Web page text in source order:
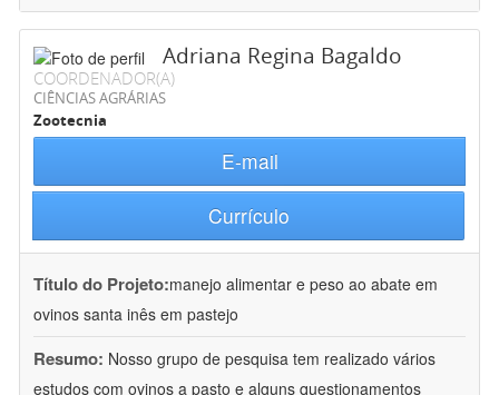
Adriana Regina Bagaldo
COORDENADOR(A)
CIÊNCIAS AGRÁRIAS
Zootecnia
E-mail
Currículo
Título do Projeto:manejo alimentar e peso ao abate em
ovinos santa inês em pastejo
Resumo: Nosso grupo de pesquisa tem realizado vários
estudos com ovinos a pasto e alguns questionamentos